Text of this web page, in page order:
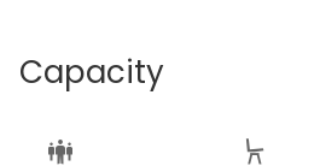
Capacity